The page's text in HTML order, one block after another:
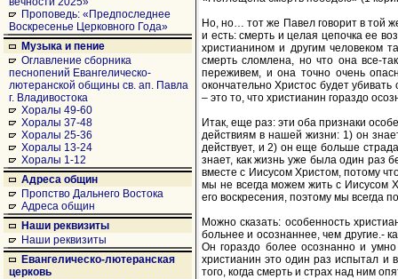
Проповедь: «Предпоследнее
Воскресенье Церковного Года»
Музыка и пение
Оглавление сборника
песнопений Евангелическо-
лютеранской общины св. ап. Павла
г. Владивостока
Хоралы 49-60
Хоралы 37-48
Хоралы 25-36
Хоралы 13-24
Хоралы 1-12
Адреса общин
Пропство Дальнего Востока
Адреса общин
Наши реквизиты
Наши реквизиты
Евангелическо-лютеранская
церковь
Но, но… тот же Павел говорит в той
и есть: смерть и целая цепочка ее
христианином и другим человеком
смерть сломлена, но что она все-
переживем, и она точно очень
окончательно Христос будет
– это то, что христианин гораздо
Итак, еще раз: эти оба признаки
действиям в нашей жизни: 1) он
действует, и 2) он еще больше
знает, как жизнь уже была один раз
вместе с Иисусом Христом, потому
мы не всегда можем жить с Иисусом
его воскресения, поэтому мы всегда
Можно сказать: особенность
больнее и осознаннее, чем другие.-
Он гораздо более осознанно и
христианин это один раз испытал и
того, когда смерть и страх над ним